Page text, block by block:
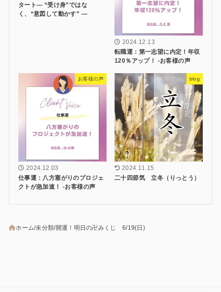
タート― “受け身”ではな
く、“意図して動かす” ―
2024.12.13
転職運：第一志望に内定！年収
120％アップ！ -お客様の声
お客様の声
2024.12.03
仕事運：八方塞がりのプロジェ
クトが急加速！ -お客様の声
blog
2024.11.15
二十四節気 立冬（りっとう）
ホーム 未分類 開運！明日の卍みくじ 6/19(日)